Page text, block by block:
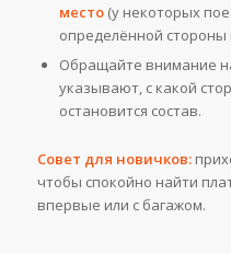
место(у некоторых
определённой
Обращайте внимание
указывают, с какой
остановится состав.
Совет для новичков:
чтобы спокойно найти
впервые или с багажом.